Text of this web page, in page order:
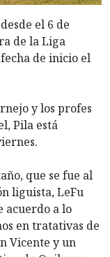
el 6 de
de la Liga
de inicio el
y los profes
Pila está
que se fue al
liguista, LeFu
acuerdo a lo
en tratativas de
Vicente y un